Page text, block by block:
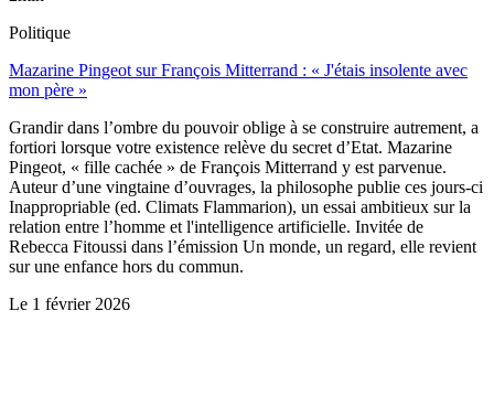
Politique
Mazarine Pingeot sur François Mitterrand : « J'étais insolente avec
mon père »
Grandir dans l’ombre du pouvoir oblige à se construire autrement, a
fortiori lorsque votre existence relève du secret d’Etat. Mazarine
Pingeot, « fille cachée » de François Mitterrand y est parvenue.
Auteur d’une vingtaine d’ouvrages, la philosophe publie ces jours-ci
Inappropriable (ed. Climats Flammarion), un essai ambitieux sur la
relation entre l’homme et l'intelligence artificielle. Invitée de
Rebecca Fitoussi dans l’émission Un monde, un regard, elle revient
sur une enfance hors du commun.
Le 1 février 2026